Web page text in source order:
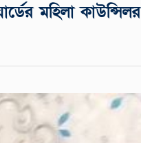
মহিলা কাউন্সিলর